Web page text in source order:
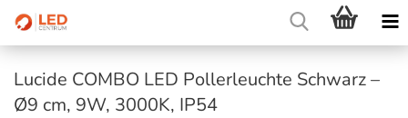
Lucide COMBO LED Pollerleuchte Schwarz –
Ø9 cm, 9W, 3000K, IP54